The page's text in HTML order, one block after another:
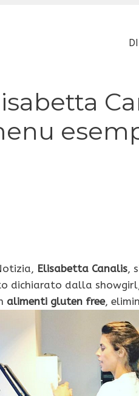
Elisabetta Canalis,
dichiarato dalla
alimenti gluten free,